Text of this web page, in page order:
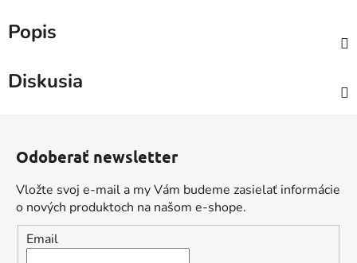
Popis
Diskusia
Odoberať newsletter
Vložte svoj e-mail a my Vám budeme zasielať informácie
o nových produktoch na našom e-shope.
Email